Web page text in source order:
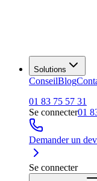
Solutions
ConseilBlog
01 83 75 57 31
Se connecter01
Demander un
Se connecter